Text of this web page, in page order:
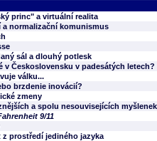
princ" a virtuální realita
a normalizační komunismus
sál a dlouhý potlesk
v Československu v padesátých letech?
válku...
brzdenie inovácií?
zmeny
a spolu nesouvisejících myšlenek
9/11
prostředí jediného jazyka